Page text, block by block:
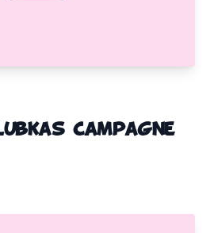
Campagne